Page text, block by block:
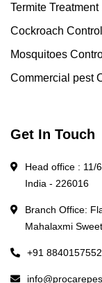
Termite Treatment
Cockroach Control
Mosquitoes
Commercial pest
Get In Touch
Head office : 11/
India - 226016
Branch Office:
Mahalaxmi
+91 8840157552